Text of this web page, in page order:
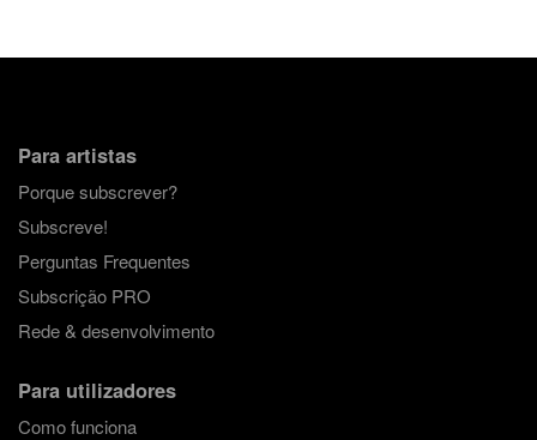
Para artistas
Porque subscrever?
Subscreve!
Perguntas Frequentes
Subscrição PRO
Rede & desenvolvimento
Para utilizadores
Como funciona